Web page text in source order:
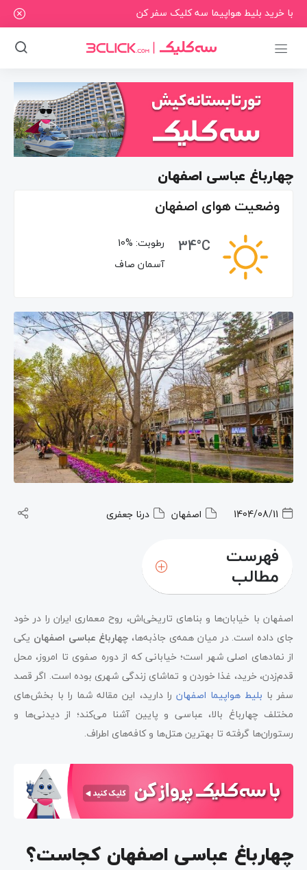
با خرید بلیط هواپیما سه کلیک سفر کن
چهارباغ عباسی اصفهان
وضعیت هوای اصفهان
34°C
رطوبت: 10%
آسمان صاف
1404/08/11 اصفهان درنا جعفری
فهرست
مطالب
اصفهان با خیابان‌ها و بناهای تاریخی‌اش، روح معماری ایران را در خود
جای داده است. در میان همه‌ی جاذبه‌ها، چهارباغ عباسی اصفهان یکی
از نمادهای اصلی شهر است؛ خیابانی که از دوره صفوی تا امروز، محل
قدم‌زدن، خرید، غذا خوردن و تماشای زندگی شهری بوده است. اگر قصد
سفر با بلیط هواپیما اصفهان را دارید، این مقاله شما را با بخش‌های
مختلف چهارباغ بالا، عباسی و پایین آشنا می‌کند؛ از دیدنی‌ها و
رستوران‌ها گرفته تا بهترین هتل‌ها و کافه‌های اطراف.
چهارباغ عباسی اصفهان کجاست؟